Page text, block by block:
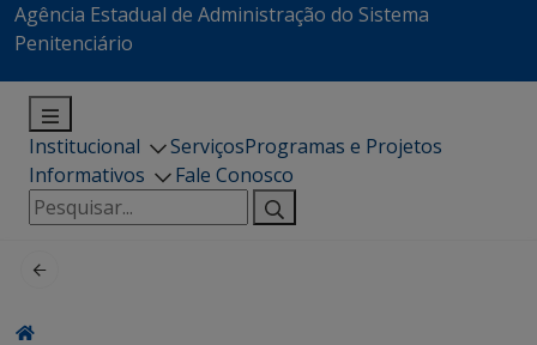
Agência Estadual de Administração do Sistema
Penitenciário
Institucional ServiçosProgramas e Projetos
Informativos
Fale Conosco
Pesquisar
por: